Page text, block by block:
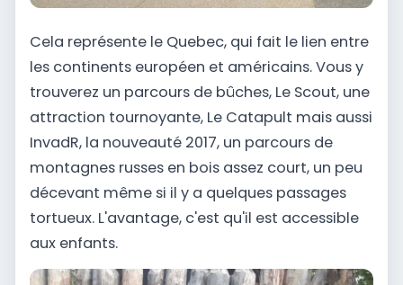
Cela représente le Quebec, qui fait le lien entre
les continents européen et américains. Vous y
trouverez un parcours de bûches, Le Scout, une
attraction tournoyante, Le Catapult mais aussi
InvadR, la nouveauté 2017, un parcours de
montagnes russes en bois assez court, un peu
décevant même si il y a quelques passages
tortueux. L'avantage, c'est qu'il est accessible
aux enfants.